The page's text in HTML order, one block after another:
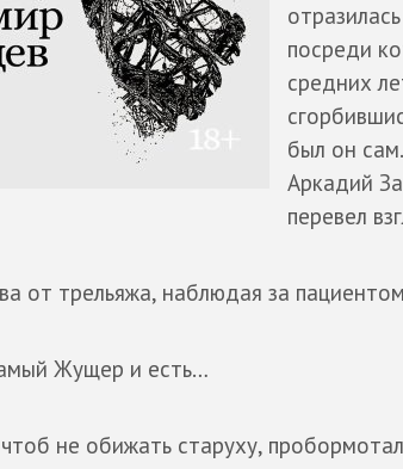
посреди
средних
был он
Аркадий
перевел
от трельяжа, наблюдая за
Жущер и есть…
не обижать старуху,